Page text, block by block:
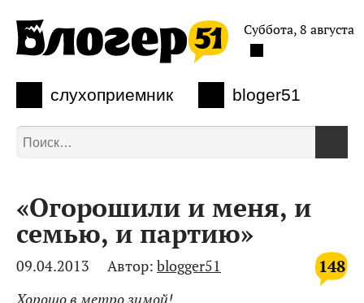
слухоприемник bloger51
Суббота, 8 августа
«Огорошили и меня, и
семью, и партию»
148
09.04.2013 Автор: blogger51
Хорошо в метро зимой!